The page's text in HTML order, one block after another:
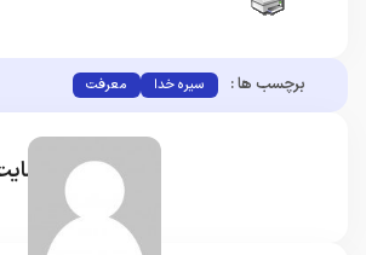
برچسب ها : سیره خدا معرفت
مدیر